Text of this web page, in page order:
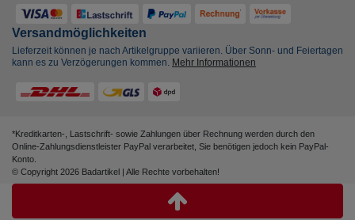
Versandmöglichkeiten
Lieferzeit können je nach Artikelgruppe variieren. Über Sonn- und Feiertagen
kann es zu Verzögerungen kommen. Mehr Informationen
*Kreditkarten-, Lastschrift- sowie Zahlungen über Rechnung werden durch den
Online-Zahlungsdienstleister PayPal verarbeitet, Sie benötigen jedoch kein PayPal-
Konto.
© Copyright 2026 Badartikel | Alle Rechte vorbehalten!